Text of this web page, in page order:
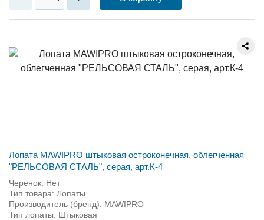
Лопата MAWIPRO штыковая остроконечная, облегченная
"РЕЛЬСОВАЯ СТАЛЬ", серая, арт.К-4
Черенок: Нет
Тип товара: Лопаты
Производитель (бренд): MAWIPRO
Тип лопаты: Штыковая